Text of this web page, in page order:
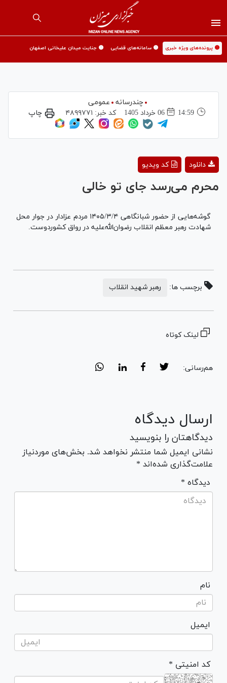
🟡 پرونده‌های ویژه خبری 🟡 سامانه‌های قضایی 🟡 جنایت میدان علیخانی اصفهان
چندرسانه
عمومی
14:59
06 خرداد 1405 کد خبر: ۴۸۹۹۷۷۱ چاپ
Video
کد ویدیو دانلود
محرم می‌رسد جای تو خالی
گوشه‌هایی از حضور شبانگاهی ۱۴۰۵/۳/۴ مردم عزادار در جوار محل
شهادت رهبر معظم انقلاب رضوان‌الله‌علیه در رواق کشوردوست.
برچسب ها: رهبر شهید انقلاب
لینک کوتاه
هم‌رسانی:
ارسال دیدگاه
دیدگاهتان را بنویسید
نشانی ایمیل شما منتشر نخواهد شد. بخش‌های موردنیاز
علامت‌گذاری شده‌اند *
* دیدگاه
نام
ایمیل
* کد امنیتی